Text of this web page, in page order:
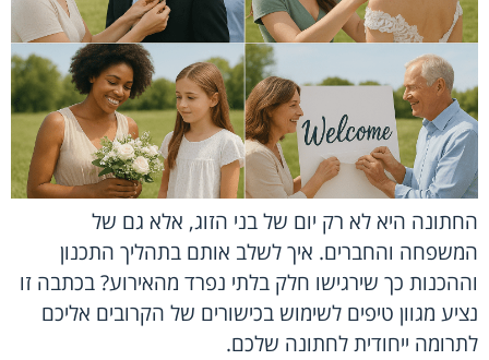
החתונה היא לא רק יום של בני הזוג, אלא גם של
המשפחה והחברים. איך לשלב אותם בתהליך התכנון
וההכנות כך שירגישו חלק בלתי נפרד מהאירוע? בכתבה זו
נציע מגוון טיפים לשימוש בכישורים של הקרובים אליכם
לתרומה ייחודית לחתונה שלכם.